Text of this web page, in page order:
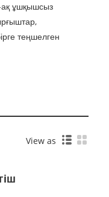
ақ ұшқышсыз
теңшелген
View as